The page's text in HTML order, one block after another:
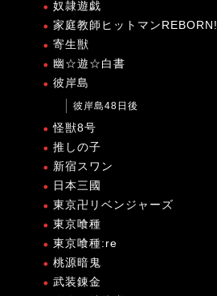
奴隷遊戯
家庭教師ヒットマンREBORN!
寄生獣
幽☆遊☆白書
彼岸島
彼岸島48日後
怪獣8号
推しの子
新宿スワン
日本三國
東京卍リベンジャーズ
東京喰種
東京喰種:re
桃源暗鬼
武装錬金